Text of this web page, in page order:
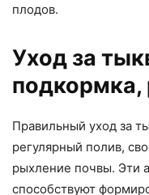
плодов.
Уход за
подкормка,
Правильный уход за
регулярный полив,
рыхление почвы. Эти
способствуют